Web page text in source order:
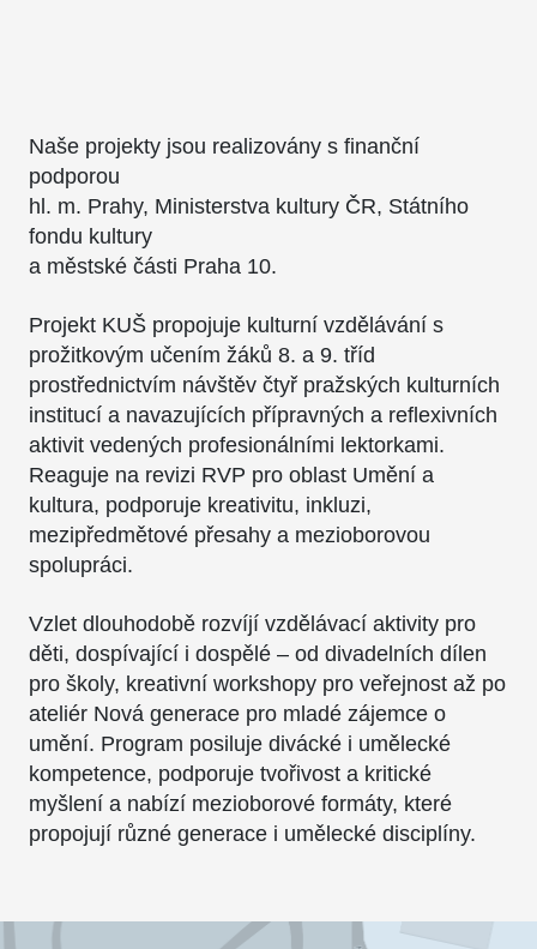
Naše projekty jsou realizovány s finanční
podporou
hl. m. Prahy, Ministerstva kultury ČR, Státního
fondu kultury
a městské části Praha 10.
Projekt KUŠ propojuje kulturní vzdělávání s
prožitkovým učením žáků 8. a 9. tříd
prostřednictvím návštěv čtyř pražských kulturních
institucí a navazujících přípravných a reflexivních
aktivit vedených profesionálními lektorkami.
Reaguje na revizi RVP pro oblast Umění a
kultura, podporuje kreativitu, inkluzi,
mezipředmětové přesahy a mezioborovou
spolupráci.
Vzlet dlouhodobě rozvíjí vzdělávací aktivity pro
děti, dospívající i dospělé – od divadelních dílen
pro školy, kreativní workshopy pro veřejnost až po
ateliér Nová generace pro mladé zájemce o
umění. Program posiluje divácké i umělecké
kompetence, podporuje tvořivost a kritické
myšlení a nabízí mezioborové formáty, které
propojují různé generace i umělecké disciplíny.